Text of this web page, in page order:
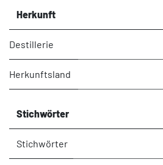
Herkunft
Destillerie
Herkunftsland
Stichwörter
Stichwörter